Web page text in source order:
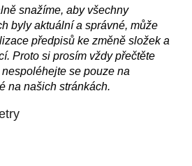
snažíme, aby všechny
byly aktuální a správné, může
předpisů ke změně složek a
Proto si prosím vždy přečtěte
se pouze na
na našich stránkách.